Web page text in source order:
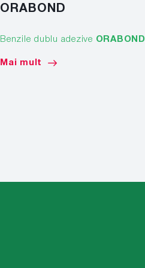
ORABOND
Benzile dublu adezive ORABOND
Mai mult